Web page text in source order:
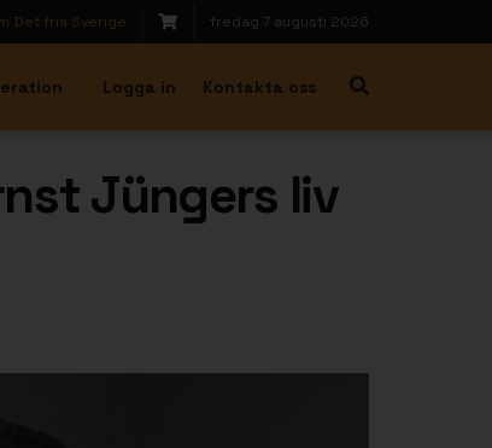
Det fria Sverige fredag 7 augusti 2026
Logga in Kontakta oss
Jüngers liv